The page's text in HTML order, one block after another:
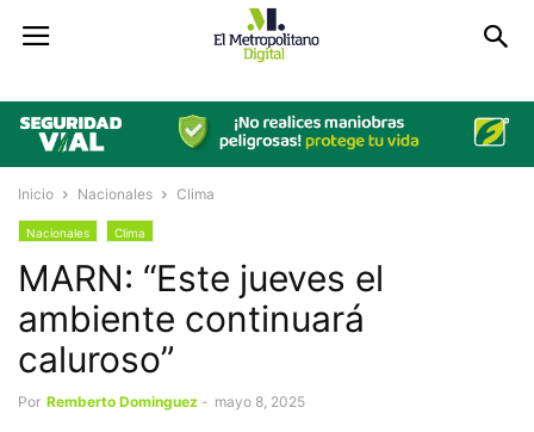
Inicio Nacionales Clima
Nacionales Clima
MARN: “Este jueves el
ambiente continuará
caluroso”
Por Remberto Dominguez - mayo 8, 2025